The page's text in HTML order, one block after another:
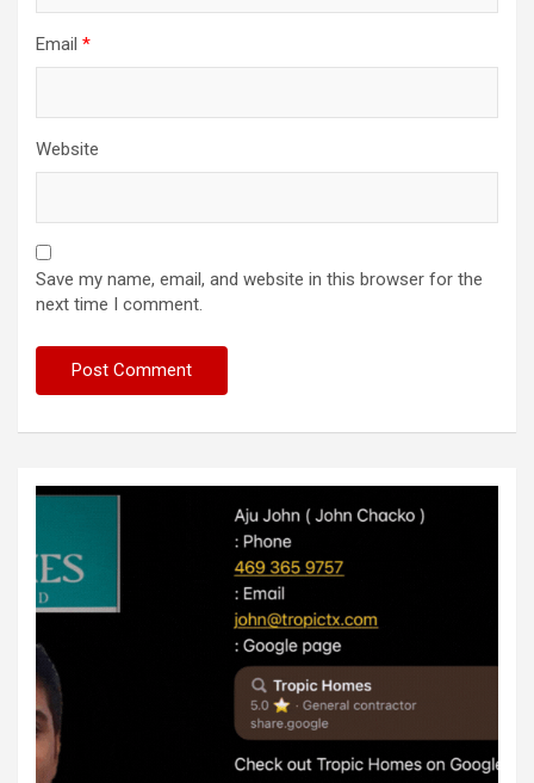
Email *
Website
Save my name, email, and website in this browser for the
next time I comment.